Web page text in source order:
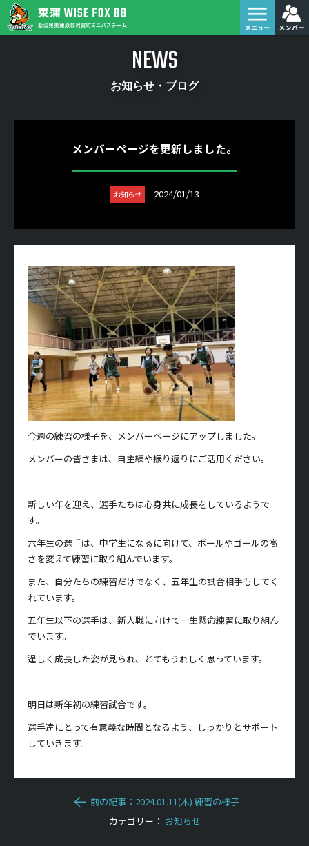
NEWS
お知らせ・ブログ
メンバーページを更新しました。
お知らせ 2024/01/13
今週の練習の様子を、メンバーページにアップしました。
メンバーの皆さまは、自主練や振り返りにご活用ください。
新しい年を迎え、選手たちは心身共に成長をしているようで
す。
六年生の選手は、中学生になるに向けて、ボールやゴールの高
さを変えて練習に取り組んでいます。
また、自分たちの練習だけでなく、五年生の試合相手もしてく
れています。
五年生以下の選手は、新人戦に向けて一生懸命練習に取り組ん
でいます。
逞しく成長した姿が見られ、とてもうれしく思っています。
明日は新年初の練習試合です。
選手達にとって有意義な時間となるよう、しっかりとサポート
していきます。
前の記事：2024.01.11(木) 練習の様子
カテゴリー： お知らせ